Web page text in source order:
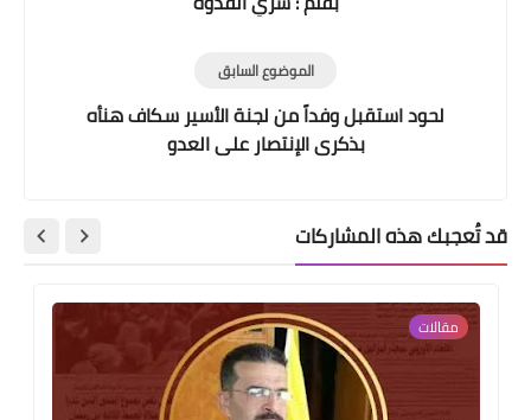
الموضوع السابق
لحود استقبل وفداً من لجنة الأسير سكاف هنأه
بذكرى الإنتصار على العدو
قد تُعجبك هذه المشاركات
مقالات